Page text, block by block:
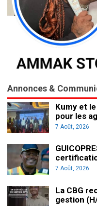
Annonces &
Kumy et
pour les
7 Août, 2026
7 Août, 2026
La CBG
gestion